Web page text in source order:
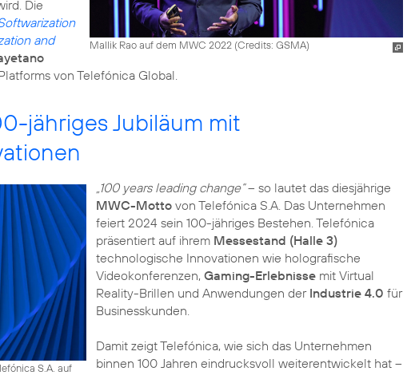
Mallik Rao auf dem MWC 2022 (Credits: GSMA)
Die
and
von Telefónica Global.
jähriges Jubiläum mit
S.A. auf
„100 years leading change“– so lautet das diesjährige
MWC-Mottovon Telefónica S.A. Das Unternehmen
feiert 2024 sein 100-jähriges Bestehen. Telefónica
präsentiert auf ihrem Messestand (Halle 3)
technologische Innovationen wie holografische
Videokonferenzen, Gaming-Erlebnissemit Virtual
Reality-Brillen und Anwendungen der Industrie 4.0 für
Businesskunden.
Damit zeigt Telefónica, wie sich das Unternehmen
binnen 100 Jahren eindrucksvoll weiterentwickelt hat –